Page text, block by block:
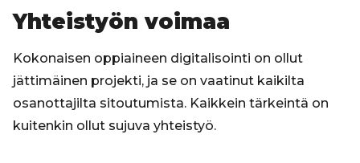
Yhteistyön voimaa
Kokonaisen oppiaineen digitalisointi on ollut
jättimäinen projekti, ja se on vaatinut kaikilta
osanottajilta sitoutumista. Kaikkein tärkeintä on
kuitenkin ollut sujuva yhteistyö.